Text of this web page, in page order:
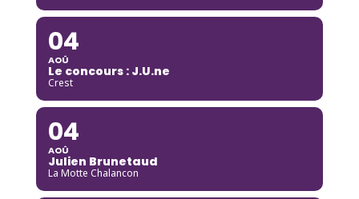
04
AOÛ
Le concours : J.U.ne
Crest
04
AOÛ
Julien Brunetaud
La Motte Chalancon